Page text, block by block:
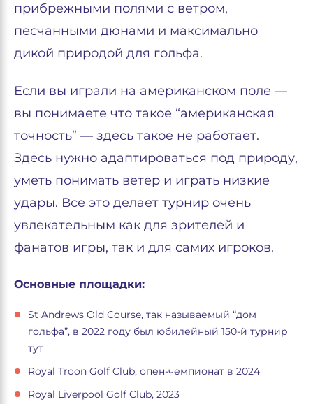
прибрежными полями с ветром,
песчанными дюнами и максимально
дикой природой для гольфа.
Если вы играли на американском поле —
вы понимаете что такое “американская
точность” — здесь такое не работает.
Здесь нужно адаптироваться под природу,
уметь понимать ветер и играть низкие
удары. Все это делает турнир очень
увлекательным как для зрителей и
фанатов игры, так и для самих игроков.
Основные площадки:
St Andrews Old Course, так называемый “дом
гольфа”, в 2022 году был юбилейный 150-й турнир
тут
Royal Troon Golf Club, опен-чемпионат в 2024
Royal Liverpool Golf Club, 2023